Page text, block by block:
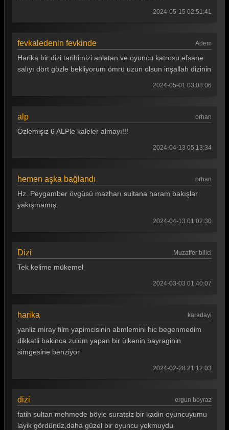
2024-05-15 02:51:41
fevkaledenin fevkinde Adem
Harika bir dizi tarihimizi anlatan ve oyuncu katrosu efsane
salıyı dört gözle bekliyorum ömrü uzun olsun inşallah dizinin
2024-05-01 03:08:06
alp orhan
Özlemişiz 6 ALPle kaleler almayı!!!
2024-04-13 05:13:34
hemen aşka bağlandı orhan
Hz. Peygamber övgüsü mazharı sultana haram bakışlar
yakışmamış.
2024-04-13 01:02:30
Dizi Muzaffer bilici
Tek kelime mükemel
2024-03-03 01:40:07
harika karadayi
yanliz miray film yapimcisinin abmlemini hic begenmedim
dikkatli bakinca zulüm yapan bir ülkenin bayraginin
simgesine benziyor
2024-02-28 21:12:03
dizi ergun boyraz
fatih sultan mehmede böyle suratsiz bir kadin oyuncuyumu
layik gördünüz,daha güzel bir oyuncu yokmuydu